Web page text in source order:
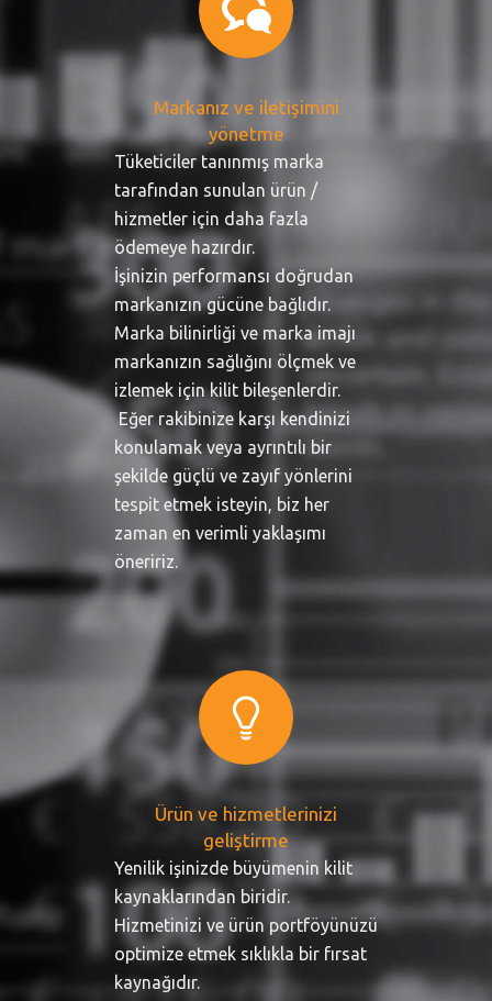
Markanız ve iletişimini
yönetme
Tüketiciler tanınmış marka
tarafından sunulan ürün /
hizmetler için daha fazla
ödemeye hazırdır.
İşinizin performansı doğrudan
markanızın gücüne bağlıdır.
Marka bilinirliği ve marka imajı
markanızın sağlığını ölçmek ve
izlemek için kilit bileşenlerdir.
Eğer rakibinize karşı kendinizi
konulamak veya ayrıntılı bir
şekilde güçlü ve zayıf yönlerini
tespit etmek isteyin, biz her
zaman en verimli yaklaşımı
öneririz.
Ürün ve hizmetlerinizi
geliştirme
Yenilik işinizde büyümenin kilit
kaynaklarından biridir.
Hizmetinizi ve ürün portföyünüzü
optimize etmek sıklıkla bir fırsat
kaynağıdır.